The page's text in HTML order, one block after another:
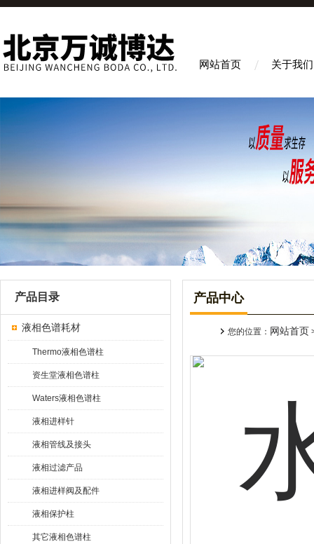
网站首页 关于我们
产品目录
液相色谱耗材
Thermo液相色谱柱
资生堂液相色谱柱
Waters液相色谱柱
液相进样针
液相管线及接头
液相过滤产品
液相进样阀及配件
液相保护柱
其它液相色谱柱
产品中心
您的位置： 网站首页